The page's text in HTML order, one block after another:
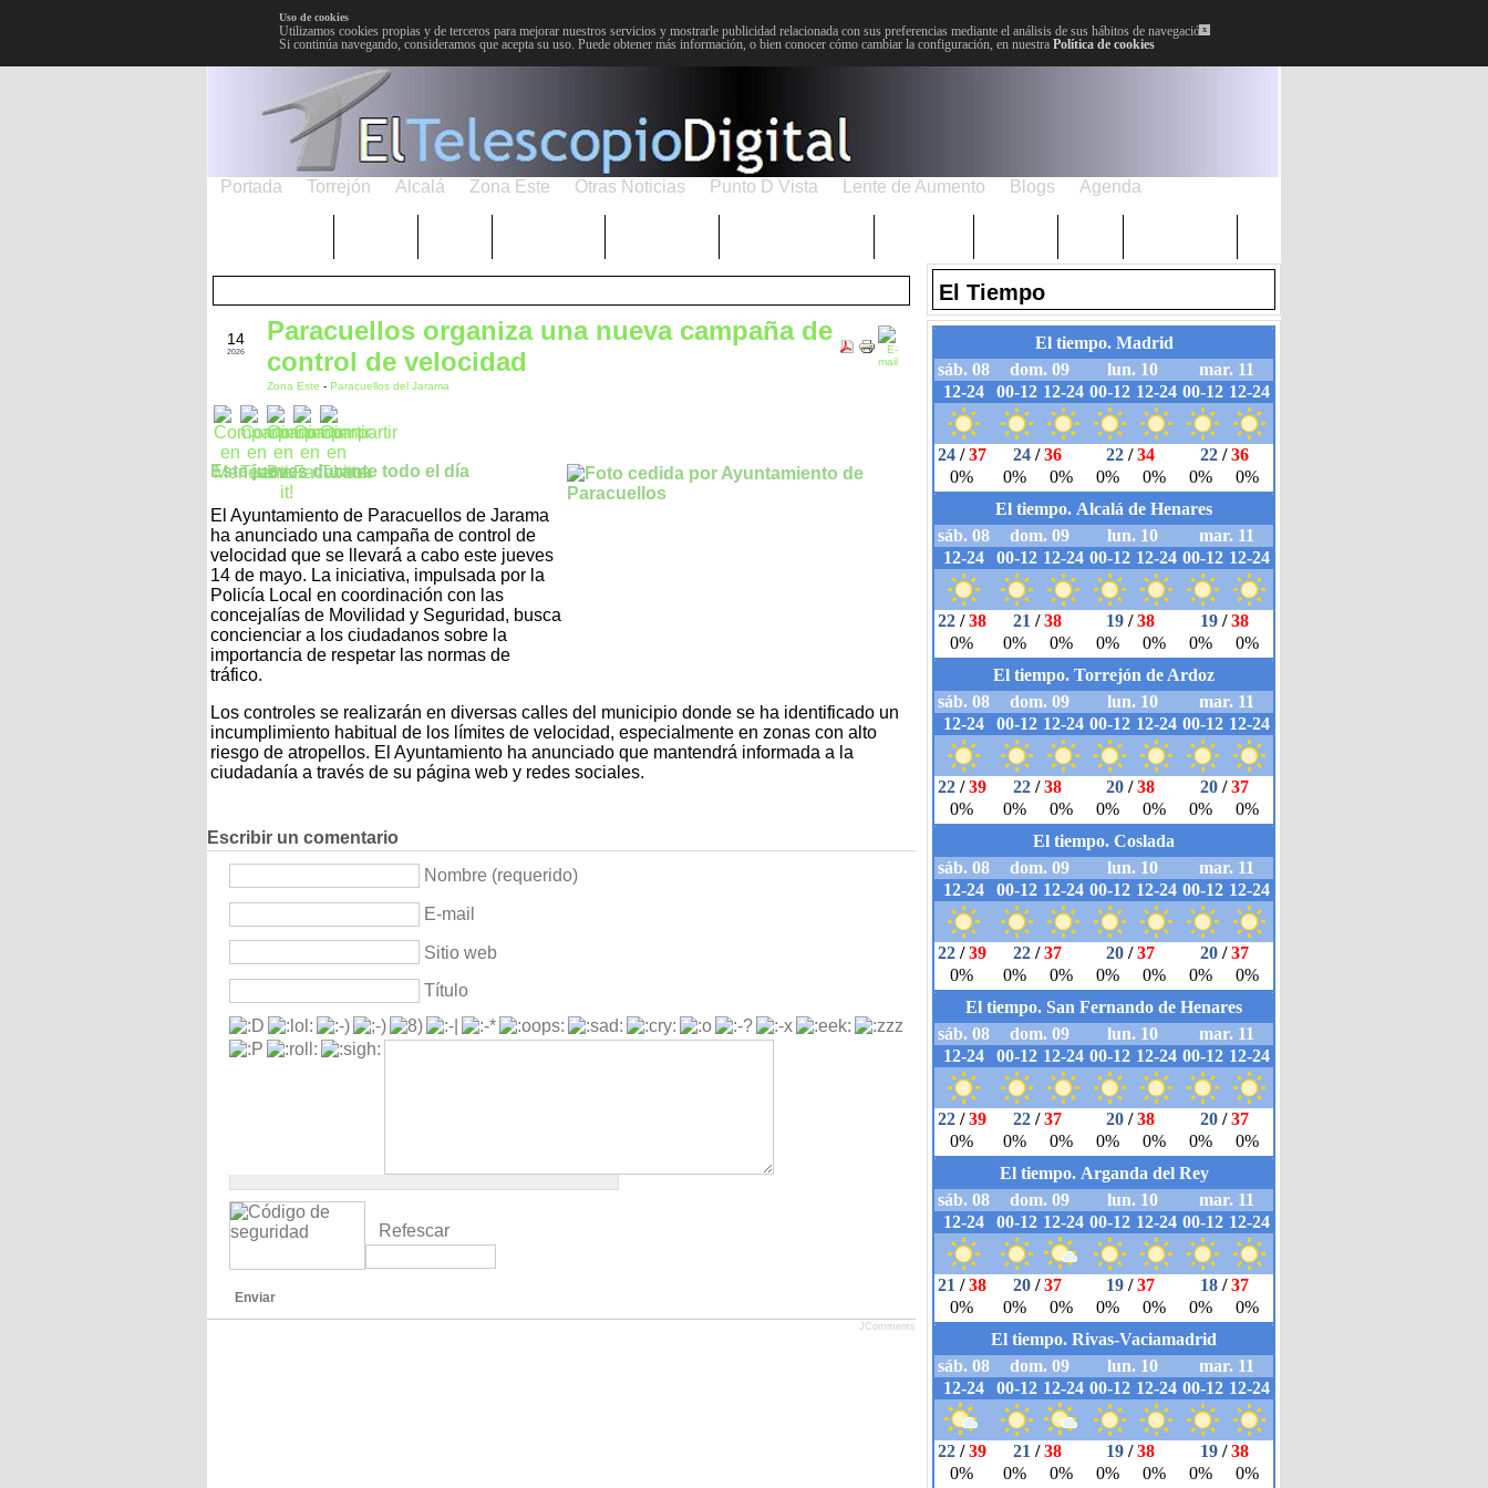
x
Uso de cookies
Utilizamos cookies propias y de terceros para mejorar nuestros servicios y mostrarle publicidad relacionada con sus preferencias mediante el análisis de sus hábitos de navegación.
Si continúa navegando, consideramos que acepta su uso. Puede obtener más información, o bien conocer cómo cambiar la configuración, en nuestra Política de cookies
Portada Torrejón Alcalá Zona Este Otras Noticias Punto D Vista Lente de Aumento Blogs Agenda
14
2026
Paracuellos organiza una nueva campaña de
control de velocidad
Zona Este - Paracuellos del Jarama
Este jueves durante todo el día
El Ayuntamiento de Paracuellos de Jarama
ha anunciado una campaña de control de
velocidad que se llevará a cabo este jueves
14 de mayo. La iniciativa, impulsada por la
Policía Local en coordinación con las
concejalías de Movilidad y Seguridad, busca
concienciar a los ciudadanos sobre la
importancia de respetar las normas de
tráfico.
Los controles se realizarán en diversas calles del municipio donde se ha identificado un
incumplimiento habitual de los límites de velocidad, especialmente en zonas con alto
riesgo de atropellos. El Ayuntamiento ha anunciado que mantendrá informada a la
ciudadanía a través de su página web y redes sociales.
Escribir un comentario
Nombre (requerido)
E-mail
Sitio web
Título
Refescar
Enviar
JComments
El Tiempo